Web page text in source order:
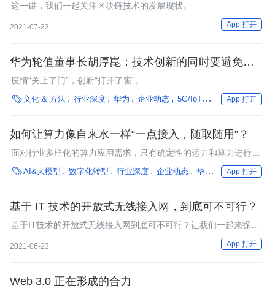
这一讲，我们一起关注区块链技术的发展现状。
2021-07-23 App 打开
华为轮值董事长胡厚崑：技术创新的同时要避免社会
发展的分化
疫情“关上了门”，创新“打开了窗”。
文化 & 方法 行业深度 华为 企业动态 5G/IoT 多云/混合云
App 打开
如何让算力像自来水一样“一点接入，随取随用”？
面对行业多样化的算力应用需求，只有确定性的运力和算力进行深
度的融合，才能应对未来的算力需求。
AI&大模型 数字化转型 行业深度 企业动态 华为 在离线混部
App 打开
基于 IT 技术的开放式无线接入网，到底可不可行？
基于IT技术的开放式无线接入网到底可不可行？让我们一起来探讨
2021-06-23 App 打开
Web 3.0 正在形成的合力